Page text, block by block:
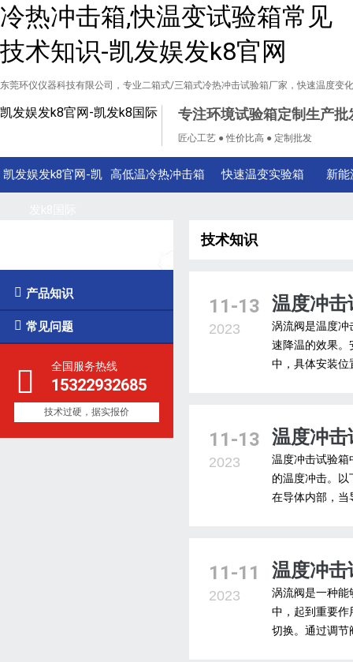
冷热冲击箱,快温变试验箱常见
技术知识-凯发娱发k8官网
东莞环仪仪器科技有限公司，专业二箱式/三箱式冷热冲击试验箱厂家，快速温度变
凯发娱发k8官网-凯发k8国际 专注环境试验箱定制生产批
匠心工艺 ● 性价比高 ● 定制批发
凯发娱发k8官网-凯 高低温冷热冲击箱 快速温变实验箱 新
 产品知识
 常见问题
全国服务热线
15322932685
技术过硬，据实报价
技术知识
11-13
2023
温度冲击
涡流阀是温度冲
速降温的效果。
中，具体安装位
11-13
2023
温度冲击
温度冲击试验箱
的温度冲击。
在导体内部，当
11-11
2023
温度冲击
涡流阀是一种能
中，起到重要作
切换。通过调节